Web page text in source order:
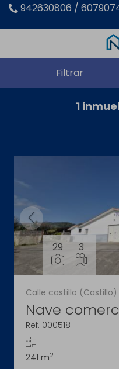
942630806 /
Filtrar
1
29 3
Calle castillo (Castillo)
Nave
Ref. 000518
241 m2